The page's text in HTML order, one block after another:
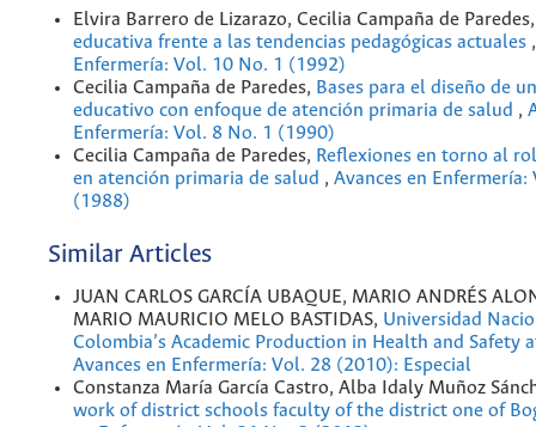
Elvira Barrero de Lizarazo, Cecilia Campaña de
educativa frente a las tendencias pedagógicas actuales
Enfermería: Vol. 10 No. 1 (1992)
Cecilia Campaña de Paredes, Bases para el diseño de
educativo con enfoque de atención primaria de salud ,
Enfermería: Vol. 8 No. 1 (1990)
Cecilia Campaña de Paredes, Reflexiones en torno al
en atención primaria de salud , Avances en Enfermería:
(1988)
Similar Articles
JUAN CARLOS GARCÍA UBAQUE, MARIO ANDRÉS
MARIO MAURICIO MELO BASTIDAS, Universidad
Colombia’s Academic Production in Health and Safety
Avances en Enfermería: Vol. 28 (2010): Especial
Constanza María García Castro, Alba Idaly Muñoz
work of district schools faculty of the district one of